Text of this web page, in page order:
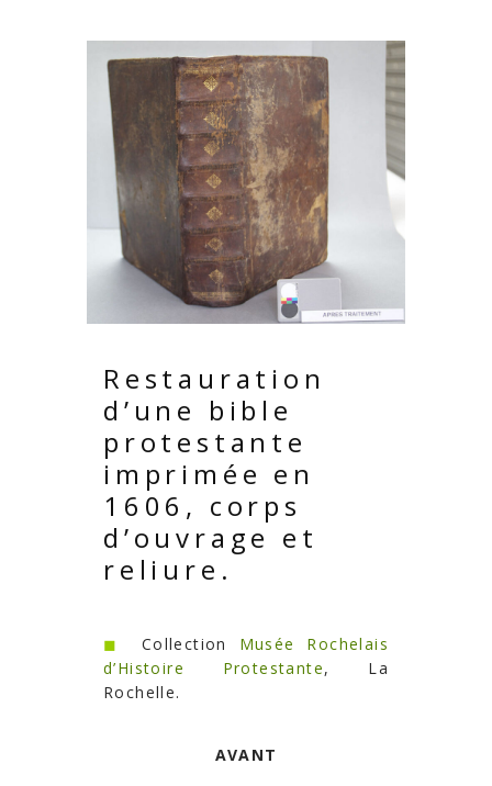
Restauration
d’une bible
protestante
imprimée en
1606, corps
d’ouvrage et
reliure.
◼︎ Collection Musée Rochelais
d’Histoire Protestante, La
Rochelle.
AVANT